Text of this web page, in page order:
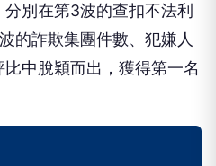
別在第3波的查扣不法利
的詐欺集團件數、犯嫌人
中脫穎而出，獲得第一名